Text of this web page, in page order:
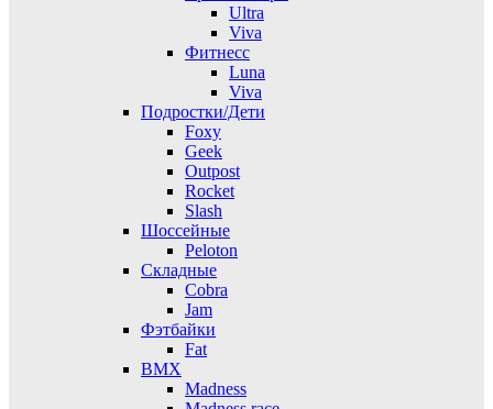
Ultra
Viva
Фитнесс
Luna
Viva
Подростки/Дети
Foxy
Geek
Outpost
Rocket
Slash
Шоссейные
Peloton
Складные
Cobra
Jam
Фэтбайки
Fat
BMX
Madness